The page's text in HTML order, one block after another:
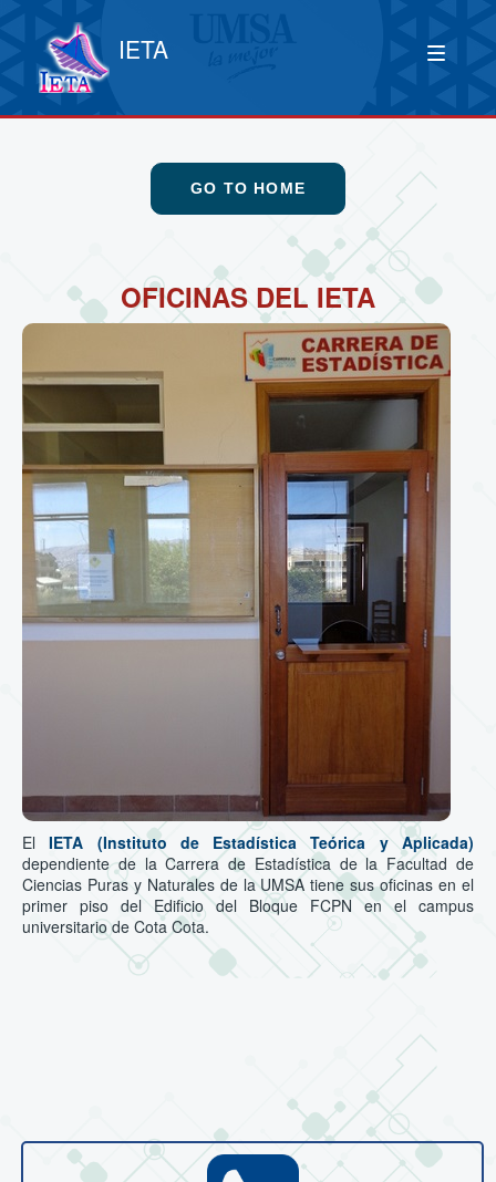
IETA
GO TO HOME
OFICINAS DEL IETA
ElIETA (Instituto de Estadística Teórica y Aplicada)
dependiente de la Carrera de Estadística de la Facultad de
Ciencias Puras y Naturales de la UMSA tiene sus oficinas en el
primer piso del Edificio del Bloque FCPN en el campus
universitario de Cota Cota.